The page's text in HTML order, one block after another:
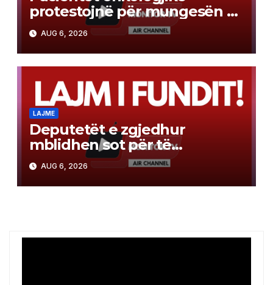
protestojnë për mungesën e
terapisë
AUG 6, 2026
LAJME
Deputetët e zgjedhur
mblidhen sot për të
konstituar Kuvendin e
Kosovës
AUG 6, 2026